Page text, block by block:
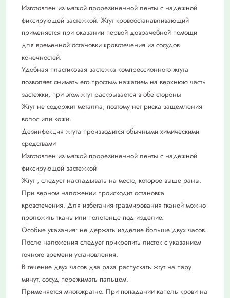
Изготовлен из мягкой прорезиненной ленты с надежной
фиксирующей застежкой. Жгут кровоостанавливающий
применяется при оказании первой доврачебной помощи
для временной остановки кровотечения из сосудов
конечностей.
Удобная пластиковая застежка компрессионного жгута
позволяет снимать его простым нажатием на верхнюю часть
застежки, при этом жгут раскрывается в обе стороны
Жгут не содержит металла, поэтому нет риска защемления
волос или кожи.
Дезинфекция жгута производится обычными химическими
средствами
Изготовлен из мягкой прорезиненной ленты с надежной
фиксирующей застежкой
Жгут , следует накладывать на место, которое выше раны.
При верном наложении происходит остановка
кровотечения. Для избегания травмирования тканей можно
проложить ткань или полотенце под изделие.
Особые указания: не держать изделие больше двух часов.
После наложения следует прикрепить листок с указанием
точного времени установления.
В течение двух часов два раза распускать жгут на пару
минут, сосуд пережимать пальцем.
Применяется многократно. При попадании капель крови на